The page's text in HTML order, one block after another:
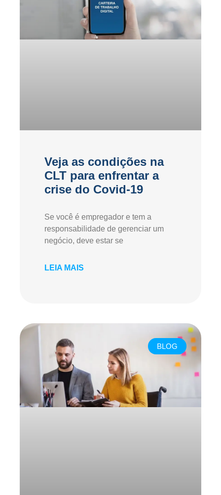
Veja as condições na
CLT para enfrentar a
crise do Covid-19
Se você é empregador e tem a
responsabilidade de gerenciar um
negócio, deve estar se
LEIA MAIS
BLOG